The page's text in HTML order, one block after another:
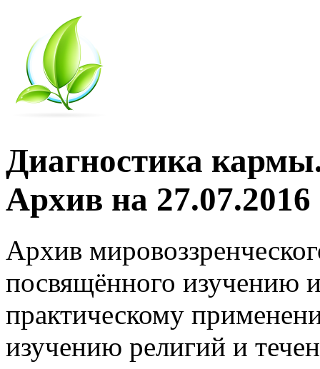
Диагностика
Архив на 27.07.2016
Архив
посвящённого изучению
практическому
изучению религий и